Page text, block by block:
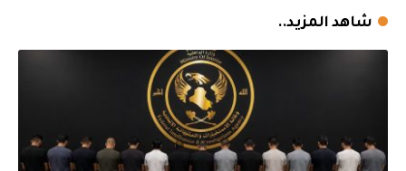
شاهد المزيد..